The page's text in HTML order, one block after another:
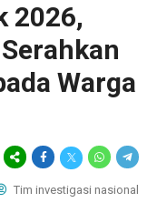
2026,
Warga
Tim investigasi nasional